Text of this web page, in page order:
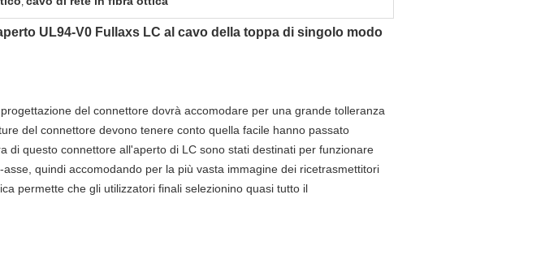
UL94-V0 Fullaxs LC al cavo della toppa di singolo modo
del connettore dovrà accomodare per una grande tolleranza
del connettore devono tenere conto quella facile hanno passato
di questo connettore all'aperto di LC sono stati destinati per funzionare
quindi accomodando per la più vasta immagine dei ricetrasmettitori
permette che gli utilizzatori finali selezionino quasi tutto il